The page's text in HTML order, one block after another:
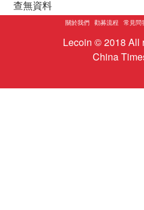
查無資料
關於我們 勸募流程 常見問
Lecoin © 2018 All
China